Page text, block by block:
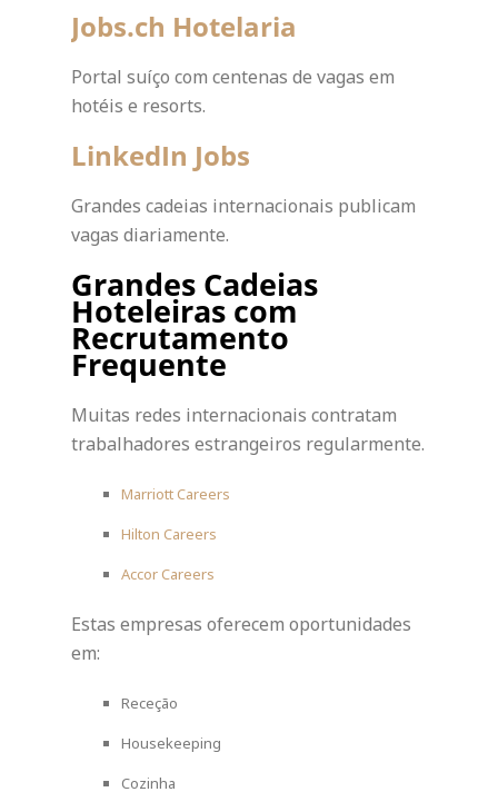
Jobs.ch Hotelaria
Portal suíço com centenas de vagas em
hotéis e resorts.
LinkedIn Jobs
Grandes cadeias internacionais publicam
vagas diariamente.
Grandes Cadeias
Hoteleiras com
Recrutamento
Frequente
Muitas redes internacionais contratam
trabalhadores estrangeiros regularmente.
Marriott Careers
Hilton Careers
Accor Careers
Estas empresas oferecem oportunidades
em:
Receção
Housekeeping
Cozinha